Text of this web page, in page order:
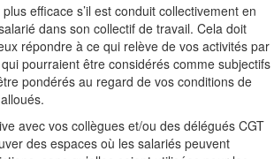
efficace s’il est conduit collectivement en
dans son collectif de travail. Cela doit
répondre à ce qui relève de vos activités par
pourraient être considérés comme subjectifs
pondérés au regard de vos conditions de
avec vos collègues et/ou des délégués CGT
des espaces où les salariés peuvent